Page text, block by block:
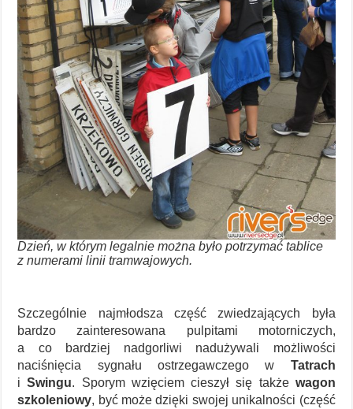
Dzień, w którym legalnie można było potrzymać tablice
z numerami linii tramwajowych.
Szczególnie najmłodsza część zwiedzających była
bardzo zainteresowana pulpitami motorniczych,
a co bardziej nadgorliwi nadużywali możliwości
naciśnięcia sygnału ostrzegawczego w Tatrach
iSwingu. Sporym wzięciem cieszył się także wagon
szkoleniowy, być może dzięki swojej unikalności (część